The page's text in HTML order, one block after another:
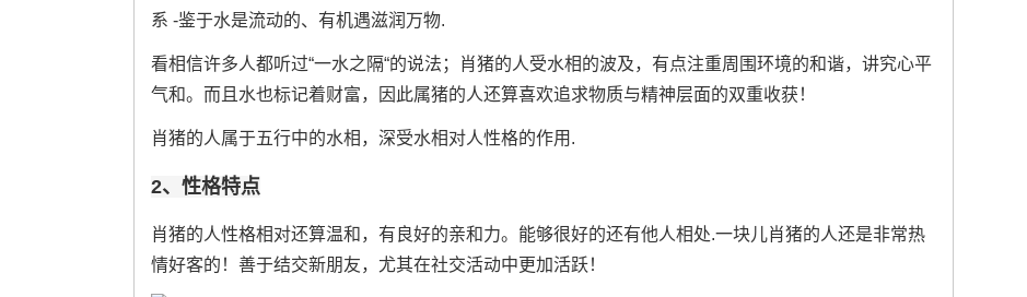
系 -鉴于水是流动的、有机遇滋润万物.
看相信许多人都听过“一水之隔“的说法；肖猪的人受水相的波及，有点注重周围环境的和谐，讲究心平
气和。而且水也标记着财富，因此属猪的人还算喜欢追求物质与精神层面的双重收获！
肖猪的人属于五行中的水相，深受水相对人性格的作用.
2、性格特点
肖猪的人性格相对还算温和，有良好的亲和力。能够很好的还有他人相处.一块儿肖猪的人还是非常热
情好客的！善于结交新朋友，尤其在社交活动中更加活跃！